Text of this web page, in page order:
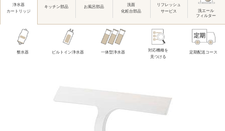
浄水器
カートリッジ
キッチン部品 お風呂部品
洗面
化粧台部品
リフレッシュ
サービス
洗エール
フィルター
整水器 ビルトイン浄水器 一体型浄水器
対応機種を
見つける
定期配送コース